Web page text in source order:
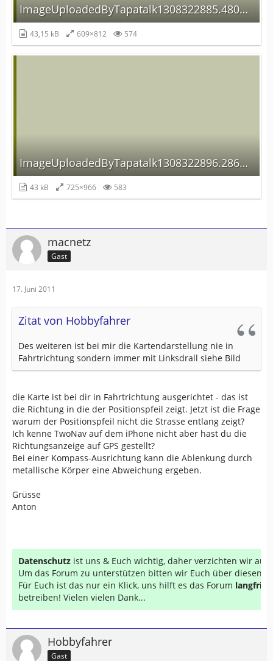
ImageUploadedByTapatalk1308322885.480107.jpg
43,15 kB 609×812 574
ImageUploadedByTapatalk1308322896.286222.jpg
43 kB 725×966 583
macnetz
Gast
17. Juni 2011
Zitat von Hobbyfahrer
Des weiteren ist bei mir die Kartendarstellung nie in
Fahrtrichtung sondern immer mit Linksdrall siehe Bild
die Karte ist bei dir in Fahrtrichtung ausgerichtet - das ist
die Richtung in die der Positionspfeil zeigt. Jetzt ist die Frage
warum der Positionspfeil nicht die Strasse entlang zeigt?
Ich kenne TwoNav auf dem iPhone nicht aber hast du die
Richtungsanzeige auf GPS gestellt?
Bei einer Kompass-Ausrichtung kann die Ablenkung durch
metallische Körper eine Abweichung ergeben.
Grüsse
Anton
Datenschutz ist uns & Euch wichtig, daher verzichten wir auf
Um das Forum zu unterstützen bitten wir Euch über diesen
Für Euch ist das nur ein Klick, uns hilft es das Forum
betreiben! Vielen vielen Dank...
Hobbyfahrer
Gast